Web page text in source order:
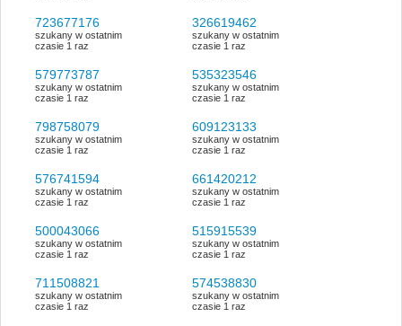
723677176
szukany w ostatnim
czasie 1 raz
326619462
szukany w ostatnim
czasie 1 raz
579773787
szukany w ostatnim
czasie 1 raz
535323546
szukany w ostatnim
czasie 1 raz
798758079
szukany w ostatnim
czasie 1 raz
609123133
szukany w ostatnim
czasie 1 raz
576741594
szukany w ostatnim
czasie 1 raz
661420212
szukany w ostatnim
czasie 1 raz
500043066
szukany w ostatnim
czasie 1 raz
515915539
szukany w ostatnim
czasie 1 raz
711508821
szukany w ostatnim
czasie 1 raz
574538830
szukany w ostatnim
czasie 1 raz